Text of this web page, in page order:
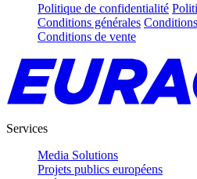
Politique de confidentialité
Conditions générales
Conditions de vente
Services
Media Solutions
Projets publics européens